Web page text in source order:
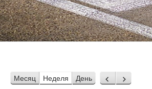
Месяц Неделя День Назад
Вперед